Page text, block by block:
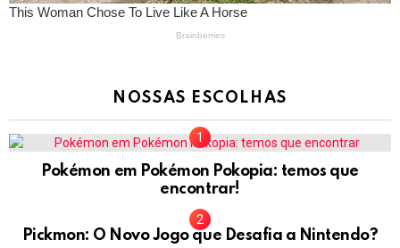
NOSSAS ESCOLHAS
Pokémon em Pokémon Pokopia: temos que
encontrar!
Pickmon: O Novo Jogo que Desafia a Nintendo?